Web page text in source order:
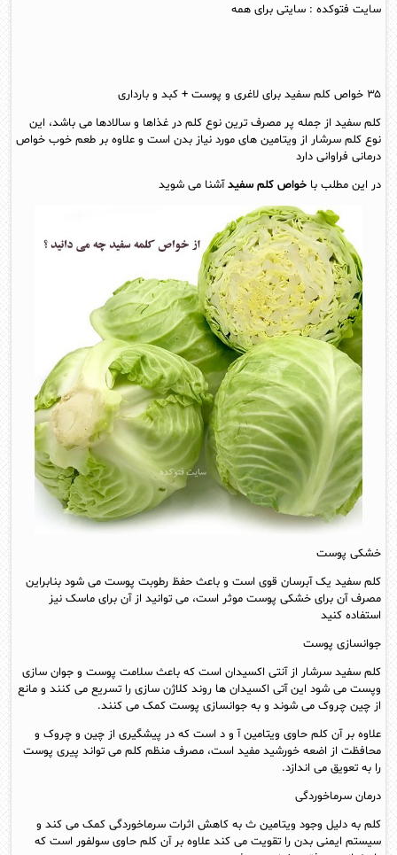
سایت فتوکده: سایتی برای همه
۳۵ خواص کلم سفید برای لاغری و پوست + کبد و بارداری
کلم سفید از جمله پر مصرف ترین نوع کلم در غذاها و سالادها می باشد، این
نوع کلم سرشار از ویتامین های مورد نیاز بدن است و علاوه بر طعم خوب خواص
درمانی فراوانی دارد
در این مطلب با خواص کلم سفیدآشنا می شوید
خشکی پوست
کلم سفید یک آبرسان قوی است و باعث حفظ رطوبت پوست می شود بنابراین
مصرف آن برای خشکی پوست موثر است، می توانید از آن برای ماسک نیز
استفاده کنید
جوانسازی پوست
کلم سفید سرشار از آنتی اکسیدان است که باعث سلامت پوست و جوان سازی
وپست می شود این آتی اکسیدان ها روند کلاژن سازی را تسریع می کنند و مانع
از چین چروک می شوند و به جوانسازی پوست کمک می کنند.
علاوه بر آن کلم حاوی ویتامین آ و د است که در پیشگیری از چین و چروک و
محافظت از اضعه خورشید مفید است، مصرف منظم کلم می تواند پیری پوست
را به تعویق می اندازد.
درمان سرماخوردگی
کلم به دلیل وجود ویتامین ث به کاهش اثرات سرماخوردگی کمک می کند و
سیستم ایمنی بدن را تقویت می کند علاوه بر آن کلم حاوی سولفور است که